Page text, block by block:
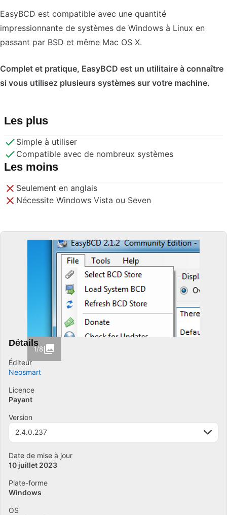
EasyBCD est compatible avec une quantité
impressionnante de systèmes de Windows à Linux en
passant par BSD et même Mac OS X.
Complet et pratique, EasyBCD est un utilitaire à connaître
si vous utilisez plusieurs systèmes sur votre machine.
Les plus
Simple à utiliser
Compatible avec de nombreux systèmes
Les moins
Seulement en anglais
Nécessite Windows Vista ou Seven
1/8
Détails
Éditeur
Neosmart
Licence
Payant
Version
2.4.0.237
Date de mise à jour
10 juillet 2023
Plate-forme
Windows
OS